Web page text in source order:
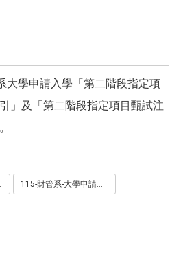
大學申請入學「第二階段指定項
」及「第二階段指定項目甄試注
告.pdf 115-財管系-大學申請入學招生第二階段指定項目甄試考生注意事項.pdf